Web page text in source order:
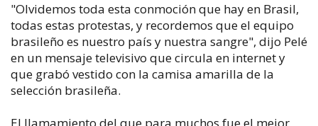
"Olvidemos toda esta conmoción que hay en Brasil,
todas estas protestas, y recordemos que el equipo
brasileño es nuestro país y nuestra sangre", dijo Pelé
en un mensaje televisivo que circula en internet y
que grabó vestido con la camisa amarilla de la
selección brasileña.